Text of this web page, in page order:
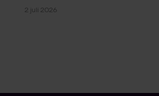
2 juli 2026